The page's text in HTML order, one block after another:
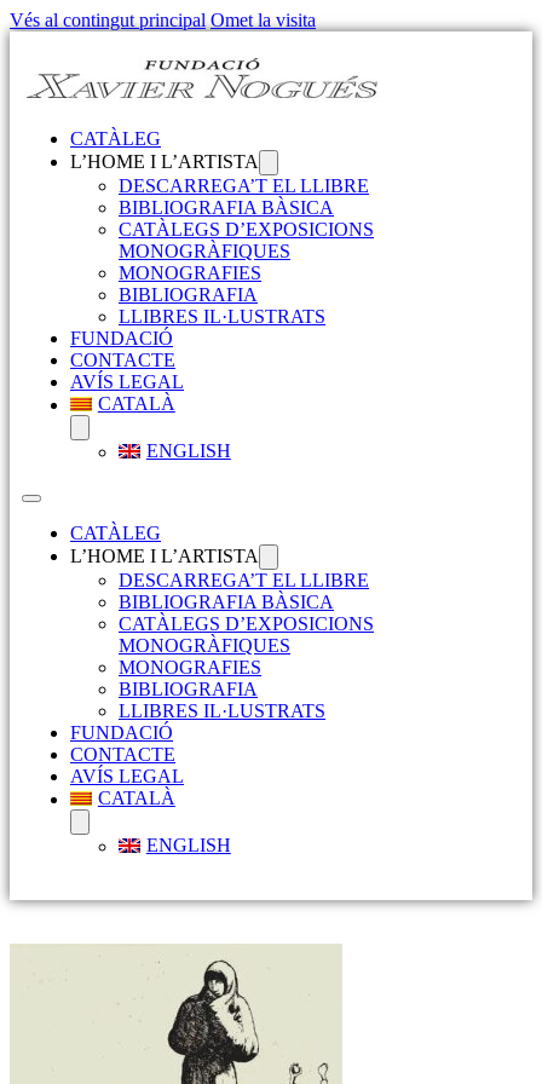
Vés al contingut principal Omet la visita
CATÀLEG
L’HOME I L’ARTISTA
DESCARREGA’T EL LLIBRE
BIBLIOGRAFIA BÀSICA
CATÀLEGS D’EXPOSICIONS
MONOGRÀFIQUES
MONOGRAFIES
BIBLIOGRAFIA
LLIBRES IL·LUSTRATS
FUNDACIÓ
CONTACTE
AVÍS LEGAL
CATALÀ
ENGLISH
CATÀLEG
L’HOME I L’ARTISTA
DESCARREGA’T EL LLIBRE
BIBLIOGRAFIA BÀSICA
CATÀLEGS D’EXPOSICIONS
MONOGRÀFIQUES
MONOGRAFIES
BIBLIOGRAFIA
LLIBRES IL·LUSTRATS
FUNDACIÓ
CONTACTE
AVÍS LEGAL
CATALÀ
ENGLISH